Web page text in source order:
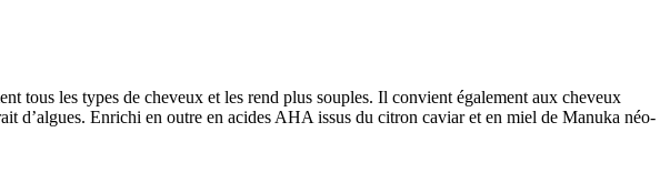
tous les types de cheveux et les rend plus souples. Il convient également aux cheveux
d’algues. Enrichi en outre en acides AHA issus du citron caviar et en miel de Manuka néo-